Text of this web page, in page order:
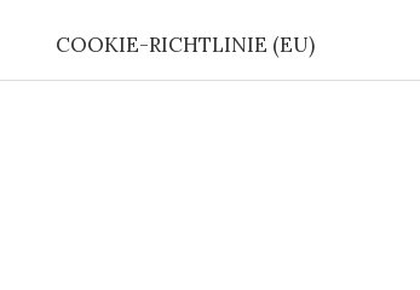
COOKIE-RICHTLINIE (EU)